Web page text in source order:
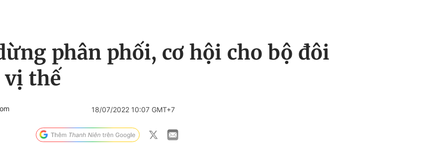
phân phối, cơ hội cho bộ đôi
thế
18/07/2022 10:07 GMT+7